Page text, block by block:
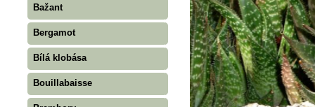
Bažant
Bergamot
Bílá klobása
Bouillabaisse